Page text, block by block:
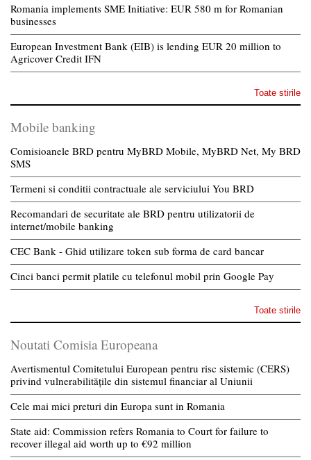
Romania implements SME Initiative: EUR 580 m for Romanian
businesses
European Investment Bank (EIB) is lending EUR 20 million to
Agricover Credit IFN
Toate stirile
Mobile banking
Comisioanele BRD pentru MyBRD Mobile, MyBRD Net, My BRD
SMS
Termeni si conditii contractuale ale serviciului You BRD
Recomandari de securitate ale BRD pentru utilizatorii de
internet/mobile banking
CEC Bank - Ghid utilizare token sub forma de card bancar
Cinci banci permit platile cu telefonul mobil prin Google Pay
Toate stirile
Noutati Comisia Europeana
Avertismentul Comitetului European pentru risc sistemic (CERS)
privind vulnerabilitățile din sistemul financiar al Uniunii
Cele mai mici preturi din Europa sunt in Romania
State aid: Commission refers Romania to Court for failure to
recover illegal aid worth up to €92 million